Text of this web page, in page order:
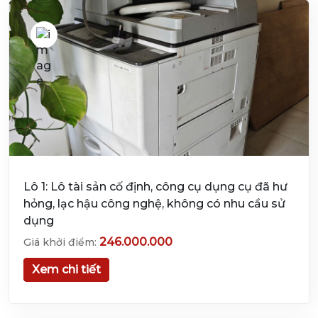
Lô 1: Lô tài sản cố định, công cụ dụng cụ đã hư
hỏng, lạc hậu công nghệ, không có nhu cầu sử
dụng
Giá khởi điểm: 246.000.000
Xem chi tiết